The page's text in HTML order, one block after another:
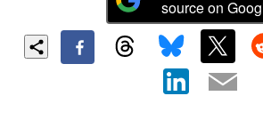
source on